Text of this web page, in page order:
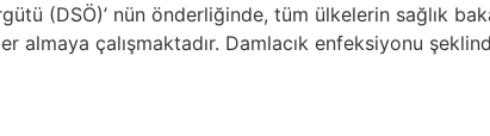
(DSÖ)’ nün önderliğinde, tüm ülkelerin sağlık
çalışmaktadır. Damlacık enfeksiyonu